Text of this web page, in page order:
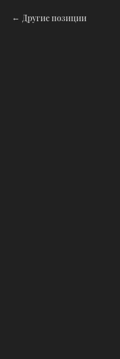
Другие позиции